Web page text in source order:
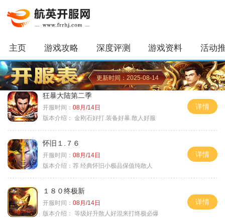
主页 游戏攻略 深度评测 游戏资料 活动
更新时间：2025-08-14
狂暴大陆第二季
开服时间： 08月/14日
版本介绍： 金刚石好打.装备好暴.散人好服
详情
怀旧１.７６
开服时间： 08月/14日
版本介绍： 荐 经典怀旧小极品保值纯散人
详情
１８０终极新
开服时间： 08月/14日
版本介绍： 等级好升散人好混来打终极必爆
详情